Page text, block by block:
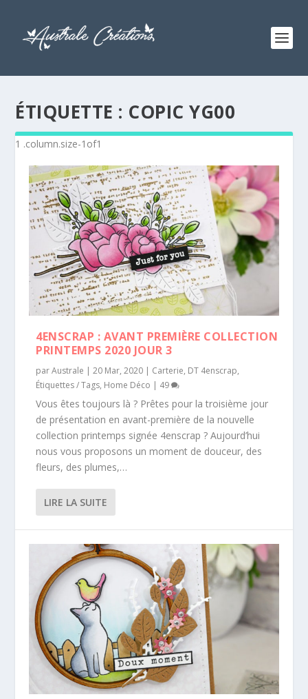
ÉTIQUETTE : COPIC YG00
4ENSCRAP : AVANT PREMIÈRE COLLECTION
PRINTEMPS 2020 JOUR 3
parAustrale |20 Mar, 2020 | Carterie, DT 4enscrap,
Étiquettes / Tags, Home Déco | 49
Vous êtes toujours là ? Prêtes pour la troisième jour
de présentation en avant-première de la nouvelle
collection printemps signée 4enscrap ? Aujourd’hui
nous vous proposons un moment de douceur, des
fleurs, des plumes,…
LIRE LA SUITE